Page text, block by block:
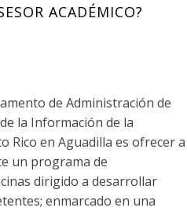
ACADÉMICO?
de Administración de
la Información de la
Rico en Aguadilla es ofrecer a
un programa de
dirigido a desarrollar
enmarcado en una